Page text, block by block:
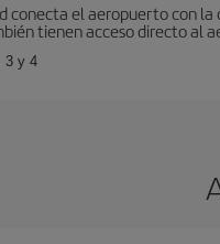
conecta el aeropuerto con la
tienen acceso directo al
3 y 4